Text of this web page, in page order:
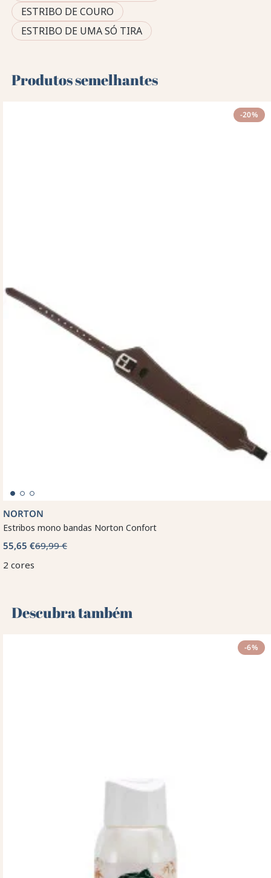
ESTRIBO DE COURO
ESTRIBO DE UMA SÓ TIRA
Produtos semelhantes
-20%
NORTON
Estribos mono bandas Norton Confort
55,65 €69,99 €
2 cores
Descubra também 🌻
-6%